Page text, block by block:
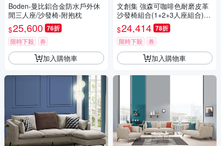
Boden-曼比鋁合金防水戶外休
閒三人座/沙發椅-附抱枕
$25,600 76折
限時下殺 券
加入購物車
文創集 強森可咖啡色耐磨皮革
沙發椅組合(1+2+3人座組合)-1
93x82x97cm免組
$24,414 78折
限時下殺 券
加入購物車